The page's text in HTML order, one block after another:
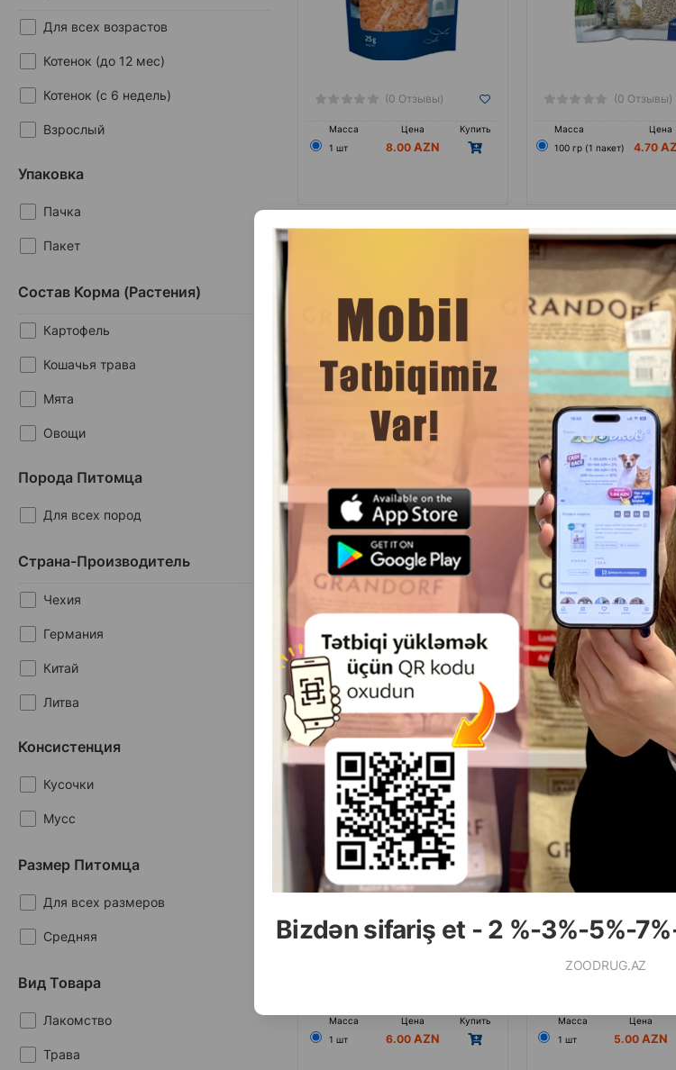
Bizdən sifariş et - 2 %-3%-5%-
ZOODRUG.AZ
Уход за зубами
Уход за шерстью
Вывод шерсти
Вывод шерсти
Для всех возрастов
Котенок (до 12 мес)
Котенок (с 6 недель)
Взрослый
Упаковка
Пачка
Пакет
Состав Корма (растения)
Картофель
Кошачья трава
Mята
Овощи
Травы
Витамины
Ягоды
Порода Питомца
Для всех пород
Страна-Производитель
Чехия
Германия
Китай
Литва
Консистенция
Кусочки
Мусс
Размер Питомца
Для всех размеров
Средняя
Вид Товара
Лакомство
Трава
(0 Отзывы)
Масса Цена
Купить
1 шт
8.00
(0 Отзывы)
Масса Цена
100 гр (1 пакет)
4.70
мальт-пасты для кошек и котят,
способствующее выведению
шерсти из желудка для кошек. 35
gr
(0 Отзывы)
Масса Цена
Купить
1 шт
5.00
Лакомства Trixie
натуральная трава для
пищеварения и
витаминами организма
с поддоном 100
(0 Отзывы)
Масса Цена
1 шт
Лакомство Wanpy Soft Chicken
Jerky Strips для кошек со вкусом
куриного филе #811299 80 гр.
Масса Цена
Купить
1 шт
6.00
Лакомство Wanpy
Salmon&Chicken&Carrot
со вкусом лосося,
моркови 90 гр.
Масса Цена
1 шт
5.00